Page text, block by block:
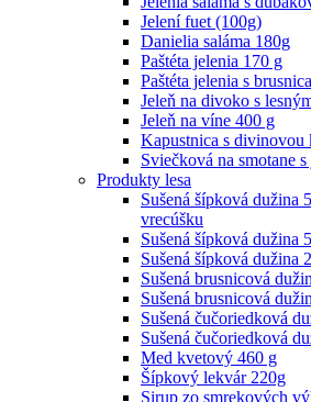
Jelení fuet (100g)
Danielia saláma 180g
Paštéta jelenia 170 g
Paštéta jelenia s
Jeleň na divoko s
Jeleň na víne 400 g
Kapustnica s divinovou
Sviečková na smotane
Produkty lesa
Sušená šípková dužina
vrecúšku
Sušená šípková dužina
Sušená šípková dužina
Sušená brusnicová
Sušená brusnicová
Sušená čučoriedková
Sušená čučoriedková
Med kvetový 460 g
Šípkový lekvár 220g
Sirup zo smrekových